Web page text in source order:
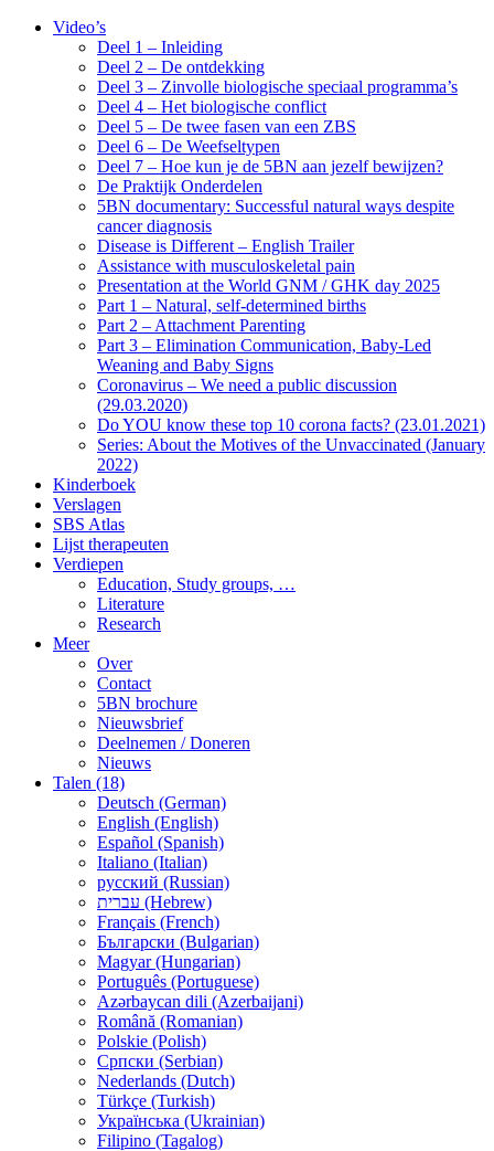
Video’s
Deel 1 – Inleiding
Deel 2 – De ontdekking
Deel 3 – Zinvolle biologische speciaal programma’s
Deel 4 – Het biologische conflict
Deel 5 – De twee fasen van een ZBS
Deel 6 – De Weefseltypen
Deel 7 – Hoe kun je de 5BN aan jezelf bewijzen?
De Praktijk Onderdelen
5BN documentary: Successful natural ways despite
cancer diagnosis
Disease is Different – English Trailer
Assistance with musculoskeletal pain
Presentation at the World GNM / GHK day 2025
Part 1 – Natural, self-determined births
Part 2 – Attachment Parenting
Part 3 – Elimination Communication, Baby-Led
Weaning and Baby Signs
Coronavirus – We need a public discussion
(29.03.2020)
Do YOU know these top 10 corona facts? (23.01.2021)
Series: About the Motives of the Unvaccinated (January
2022)
Kinderboek
Verslagen
SBS Atlas
Lijst therapeuten
Verdiepen
Education, Study groups, …
Literature
Research
Meer
Over
Contact
5BN brochure
Nieuwsbrief
Deelnemen / Doneren
Nieuws
Talen (18)
Deutsch (German)
English (English)
Español (Spanish)
Italiano (Italian)
русский (Russian)
עברית (Hebrew)
Français (French)
Български (Bulgarian)
Magyar (Hungarian)
Português (Portuguese)
Azərbaycan dili (Azerbaijani)
Română (Romanian)
Polskie (Polish)
Српски (Serbian)
Nederlands (Dutch)
Türkçe (Turkish)
Українська (Ukrainian)
Filipino (Tagalog)